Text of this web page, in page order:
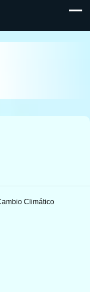
Climático